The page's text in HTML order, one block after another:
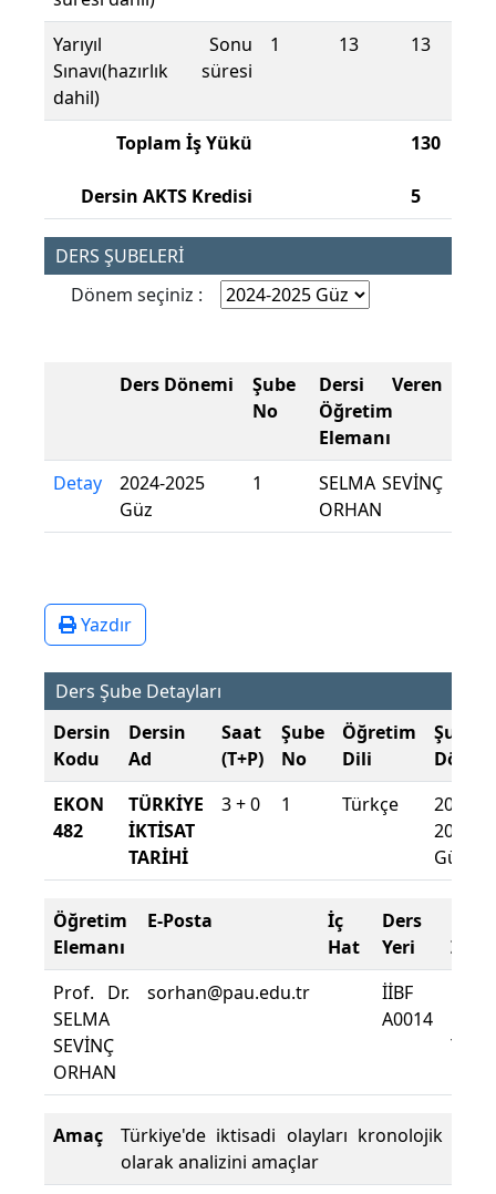
Yarıyıl Sonu
Sınavı(hazırlık süresi
dahil)
1 13 13
Toplam İş Yükü
Dersin AKTS Kredisi
130
5
DERS ŞUBELERİ
Dönem seçiniz :
Ders Dönemi
Şube
No
Dersi Veren
Öğretim
Elemanı
Detay
2024-2025
Güz
1
SELMA SEVİNÇ
ORHAN
Yazdır
Ders Şube Detayları
Dersin
Kodu
Dersin
Ad
Saat
(T+P)
Şube
No
Öğretim
Dili
Şube
EKON
482
TÜRKİYE
İKTİSAT
TARİHİ
3 + 0 1 Türkçe
2024-
2025
Güz
Öğretim
Elemanı
E-Posta
İç
Hat
Ders
Yeri
Prof. Dr.
SELMA
SEVİNÇ
ORHAN
sorhan@pau.edu.tr
İİBF
A0014
Amaç
Türkiye'de iktisadi olayları kronolojik
olarak analizini amaçlar